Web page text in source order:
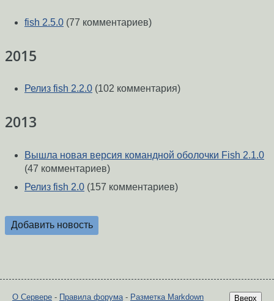
fish 2.5.0 (77 комментариев)
2015
Релиз fish 2.2.0 (102 комментария)
2013
Вышла новая версия командной оболочки Fish 2.1.0
(47 комментариев)
Релиз fish 2.0 (157 комментариев)
Добавить новость
Вверх
О Сервере - Правила форума- Разметка Markdown